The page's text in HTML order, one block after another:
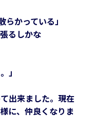
かっている」
るしかな
」
出来ました。現在
に、仲良くなりま